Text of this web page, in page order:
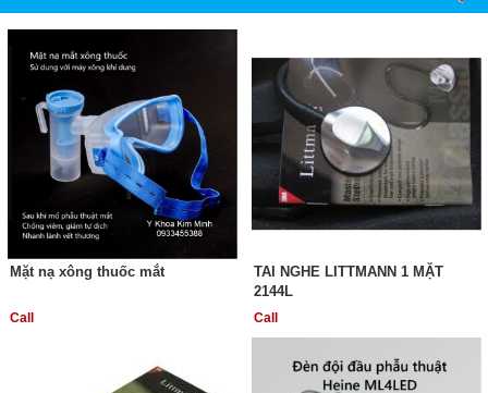
Mặt nạ xông thuốc mắt
Call
TAI NGHE LITTMANN 1 MẶT
2144L
Call